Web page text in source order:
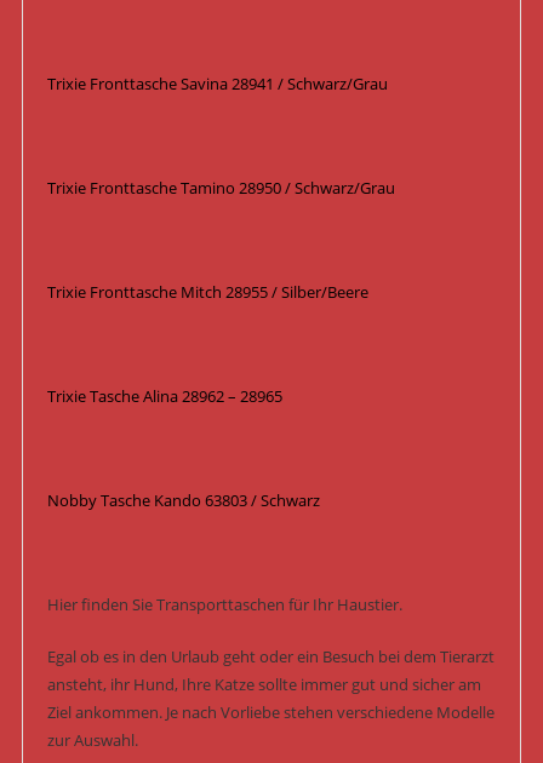
Trixie Fronttasche Savina 28941 / Schwarz/Grau
Trixie Fronttasche Tamino 28950 / Schwarz/Grau
Trixie Fronttasche Mitch 28955 / Silber/Beere
Trixie Tasche Alina 28962 – 28965
Nobby Tasche Kando 63803 / Schwarz
Hier finden Sie Transporttaschen für Ihr Haustier.
Egal ob es in den Urlaub geht oder ein Besuch bei dem Tierarzt
ansteht, ihr Hund, Ihre Katze sollte immer gut und sicher am
Ziel ankommen. Je nach Vorliebe stehen verschiedene Modelle
zur Auswahl.